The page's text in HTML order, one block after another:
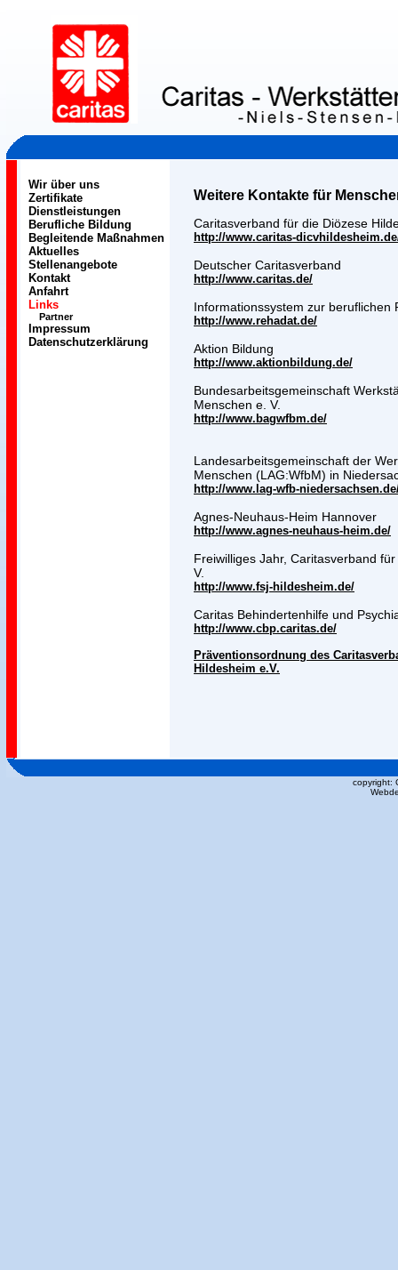
Wir über uns
Zertifikate
Dienstleistungen
Berufliche Bildung
Begleitende Maßnahmen
Aktuelles
Stellenangebote
Kontakt
Anfahrt
Links
Partner
Impressum
Datenschutzerklärung
Weitere Kontakte für
Caritasverband für die Diözese
http://www.caritas-
Deutscher Caritasverband
http://www.caritas.de/
Informationssystem zur beruflichen
http://www.rehadat.de/
Aktion Bildung
http://www.aktionbildung.de/
Bundesarbeitsgemeinschaft
Menschen e. V.
http://www.bagwfbm.de/
Landesarbeitsgemeinschaft der
Menschen (LAG:WfbM) in
http://www.lag-wfb-
Agnes-Neuhaus-Heim Hannover
http://www.agnes-neuhaus-heim.de/
Freiwilliges Jahr, Caritasverband
V.
http://www.fsj-hildesheim.de/
Caritas Behindertenhilfe und
http://www.cbp.caritas.de/
Präventionsordnung des
Hildesheim e.V.
copyright: